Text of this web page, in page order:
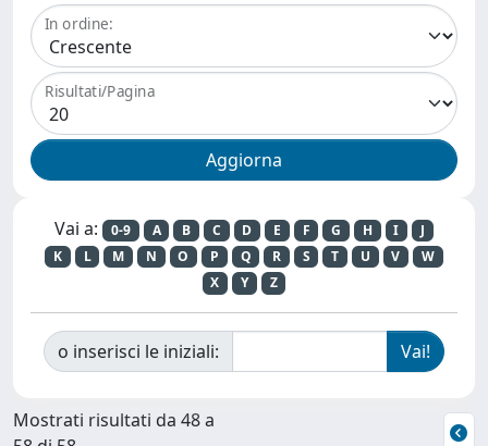
In ordine:
Risultati/Pagina
Vai a: 0-9 A B C D E F G H I
J
K
L M N O P Q R S T U V
W
X
Y Z
o inserisci le iniziali:
Mostrati risultati da 48 a